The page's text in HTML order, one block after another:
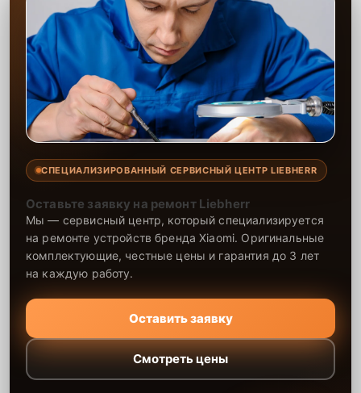
СПЕЦИАЛИЗИРОВАННЫЙ СЕРВИСНЫЙ ЦЕНТР LIEBHERR
Оставьте заявку на ремонт Liebherr
Мы — сервисный центр, который специализируется
на ремонте устройств бренда Xiaomi. Оригинальные
комплектующие, честные цены и гарантия до 3 лет
на каждую работу.
Оставить заявку
Смотреть цены